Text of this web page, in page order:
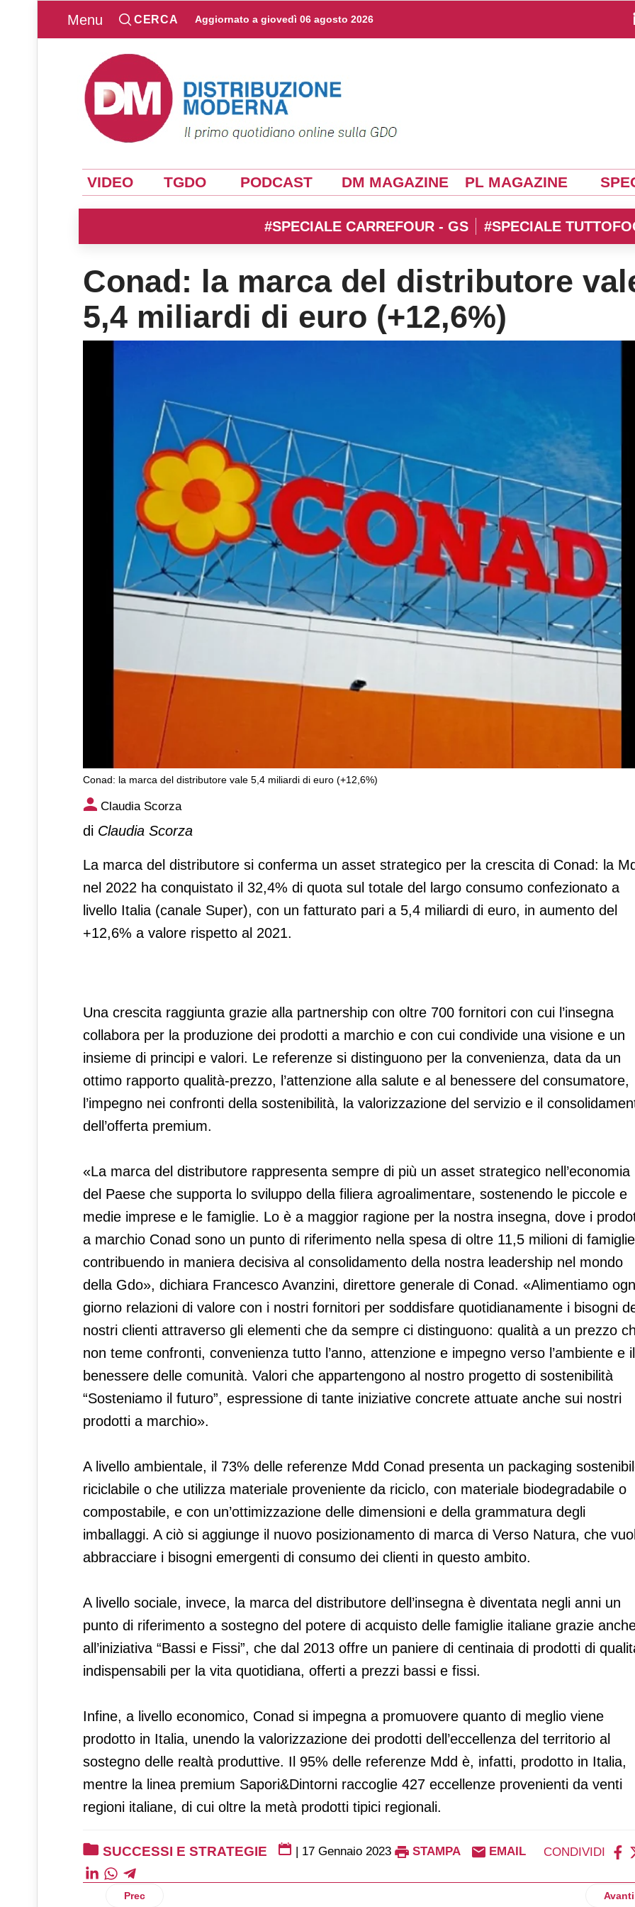
Menu CERCA Aggiornato a giovedì 06 agosto 2026
VIDEO TGDO PODCAST DM MAGAZINE PL MAGAZINE
#SPECIALE CARREFOUR - GS #SPECIALE
Conad: la marca del distributore
5,4 miliardi di euro (+12,6%)
Conad: la marca del distributore vale 5,4 miliardi di euro (+12,6%)
Conad: la marca del distributore vale 5,4 miliardi di euro (+12,6%)
Claudia Scorza
di Claudia Scorza
La marca del distributore si conferma un asset strategico per la crescita di Conad: la
nel 2022 ha conquistato il 32,4% di quota sul totale del largo consumo confezionato a
livello Italia (canale Super), con un fatturato pari a 5,4 miliardi di euro, in aumento del
+12,6% a valore rispetto al 2021.
Una crescita raggiunta grazie alla partnership con oltre 700 fornitori con cui l’insegna
collabora per la produzione dei prodotti a marchio e con cui condivide una visione e un
insieme di principi e valori. Le referenze si distinguono per la convenienza, data da un
ottimo rapporto qualità-prezzo, l’attenzione alla salute e al benessere del consumatore,
l’impegno nei confronti della sostenibilità, la valorizzazione del servizio e il
dell’offerta premium.
«La marca del distributore rappresenta sempre di più un asset strategico nell’economia
del Paese che supporta lo sviluppo della filiera agroalimentare, sostenendo le piccole e
medie imprese e le famiglie. Lo è a maggior ragione per la nostra insegna, dove i
a marchio Conad sono un punto di riferimento nella spesa di oltre 11,5 milioni di
contribuendo in maniera decisiva al consolidamento della nostra leadership nel mondo
della Gdo», dichiara Francesco Avanzini, direttore generale di Conad. «Alimentiamo
giorno relazioni di valore con i nostri fornitori per soddisfare quotidianamente i bisogni
nostri clienti attraverso gli elementi che da sempre ci distinguono: qualità a un prezzo
non teme confronti, convenienza tutto l’anno, attenzione e impegno verso l’ambiente e il
benessere delle comunità. Valori che appartengono al nostro progetto di sostenibilità
“Sosteniamo il futuro”, espressione di tante iniziative concrete attuate anche sui nostri
prodotti a marchio».
A livello ambientale, il 73% delle referenze Mdd Conad presenta un packaging
riciclabile o che utilizza materiale proveniente da riciclo, con materiale biodegradabile o
compostabile, e con un’ottimizzazione delle dimensioni e della grammatura degli
imballaggi. A ciò si aggiunge il nuovo posizionamento di marca di Verso Natura, che
abbracciare i bisogni emergenti di consumo dei clienti in questo ambito.
A livello sociale, invece, la marca del distributore dell’insegna è diventata negli anni un
punto di riferimento a sostegno del potere di acquisto delle famiglie italiane grazie
all’iniziativa “Bassi e Fissi”, che dal 2013 offre un paniere di centinaia di prodotti di
indispensabili per la vita quotidiana, offerti a prezzi bassi e fissi.
Infine, a livello economico, Conad si impegna a promuovere quanto di meglio viene
prodotto in Italia, unendo la valorizzazione dei prodotti dell’eccellenza del territorio al
sostegno delle realtà produttive. Il 95% delle referenze Mdd è, infatti, prodotto in Italia,
mentre la linea premium Sapori&Dintorni raccoglie 427 eccellenze provenienti da venti
regioni italiane, di cui oltre la metà prodotti tipici regionali.
SUCCESSI E STRATEGIE | 17 Gennaio 2023 STAMPA EMAIL CONDIVIDI
Articolo precedente: Ergon e Maiora danno vita ad ARDita
Prec Avanti